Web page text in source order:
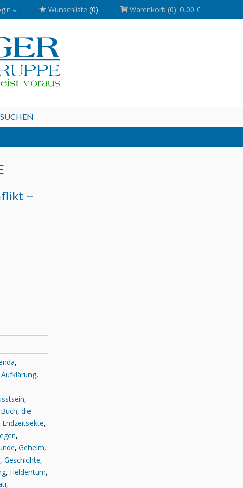
Wunschliste (0) Warenkorb (0): 0,00 €
SUCHEN
–
,
Aufklärung,
,
Buch, die
Endzeitsekte,
,
, Geheim,
, Geschichte,
, Heldentum,
,